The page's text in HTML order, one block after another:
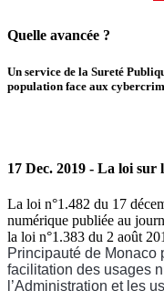
Quelle avancée ?
Un service de la Sureté
population face aux
17 Dec. 2019 - La loi
La loi n°1.482 du 17
numérique publiée au
la loi n°1.383 du 2 août
Principauté de Monaco
facilitation des usages
l’Administration et les